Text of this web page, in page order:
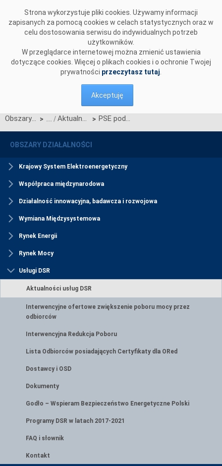
Strona wykorzystuje pliki cookies. Używamy informacji
zapisanych za pomocą cookies w celach statystycznych oraz w
celu dostosowania serwisu do indywidualnych potrzeb
użytkowników.
W przeglądarce internetowej można zmienić ustawienia
dotyczące cookies. Więcej o plikach cookies i o ochronie Twojej
prywatności przeczytasz tutaj
Akceptuję
Obszary działalności > Aktualności usług DSR > PSE podpisały umowy na usługę Interwencyjnej Redukcji Poboru na okres od 1.04.2021 r. do 31.03.2022 r.
OBSZARY DZIAŁALNOŚCI
Krajowy System Elektroenergetyczny
Współpraca międzynarodowa
Działalność innowacyjna, badawcza i rozwojowa
Wymiana Międzysystemowa
Rynek Energii
Rynek Mocy
Usługi DSR
Aktualności usług DSR
Interwencyjne ofertowe zwiększenie poboru mocy przez
odbiorców
Interwencyjna Redukcja Poboru
Lista Odbiorców posiadających Certyfikaty dla ORed
Dostawcy i OSD
Dokumenty
Godło – Wspieram Bezpieczeństwo Energetyczne Polski
Programy DSR w latach 2017-2021
FAQ i słownik
Kontakt